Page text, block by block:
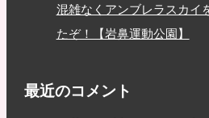
混雑なくアンブレラスカイ
たぞ！【岩鼻運動公園】
最近のコメント